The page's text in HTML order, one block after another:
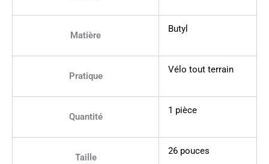
Matière
Butyl
Pratique
Vélo tout terrain
Quantité
1 pièce
Taille
26 pouces